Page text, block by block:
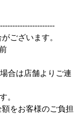
ございます。
合は店舗よりご連
。
をお客様のご負担